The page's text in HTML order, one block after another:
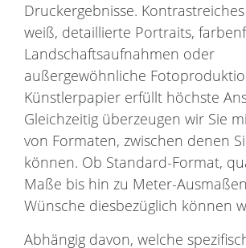
Druckergebnisse.
weiß, detaillierte Portraits,
Landschaftsaufnahmen oder
außergewöhnliche
Künstlerpapier erfüllt höchste
Gleichzeitig überzeugen wir Sie
von Formaten, zwischen denen
können. Ob Standard-Format,
Maße bis hin zu Meter-
Wünsche diesbezüglich können
Abhängig davon, welche